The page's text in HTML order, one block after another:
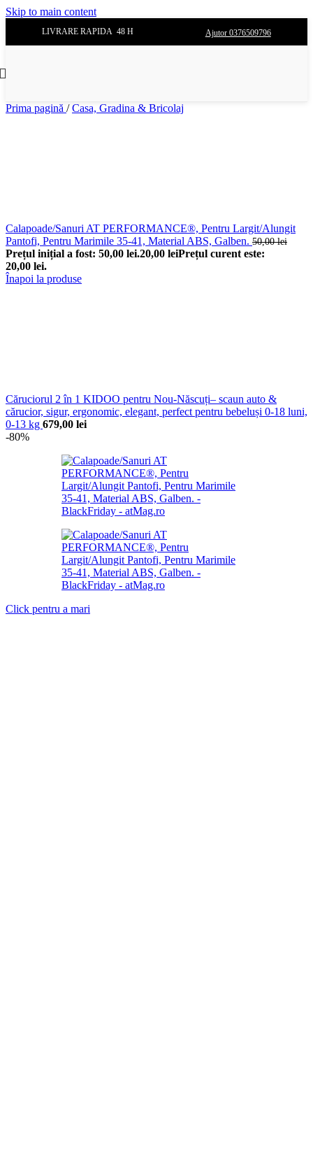
Skip to main content
LIVRARE RAPIDA 48 H Ajutor 0376509796
Prima pagină / Casa, Gradina & Bricolaj
Calapoade/Sanuri AT PERFORMANCE®, Pentru Largit/Alungit
Pantofi, Pentru Marimile 35-41, Material ABS, Galben. 50,00lei
Prețul inițial a fost: 50,00 lei.20,00 leiPrețul curent este:
20,00 lei.
Înapoi la produse
Căruciorul 2 în 1 KIDOO pentru Nou-Născuți– scaun auto &
cărucior, sigur, ergonomic, elegant, perfect pentru bebeluși 0-18 luni,
0-13 kg 679,00 lei
-80%
Click pentru a mari